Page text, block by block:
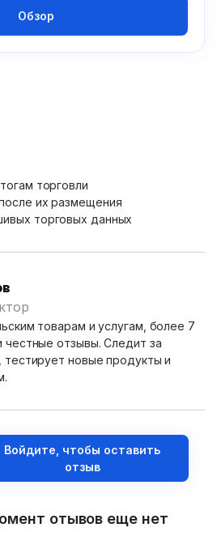
Обзор
торговли
их размещения
торговых данных
товарам и услугам, более 7
отзывы. Следит за
новые продукты и
Войдите, чтобы оставить
отзыв
отывов еще нет